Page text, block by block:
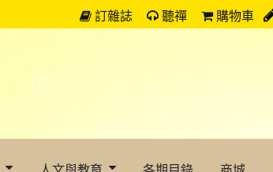
訂雜誌 聽禪 購物車